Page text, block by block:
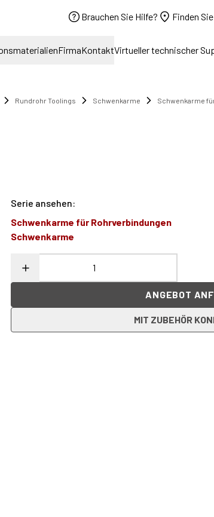
Brauchen Sie Hilfe? Finden
FirmaKontaktVirtueller technischer
Rundrohr Toolings Schwenkarme Schwenkarme
Serie ansehen:
Schwenkarme für Rohrverbindungen
Schwenkarme
ANGEBOT
MIT ZUBEHÖR